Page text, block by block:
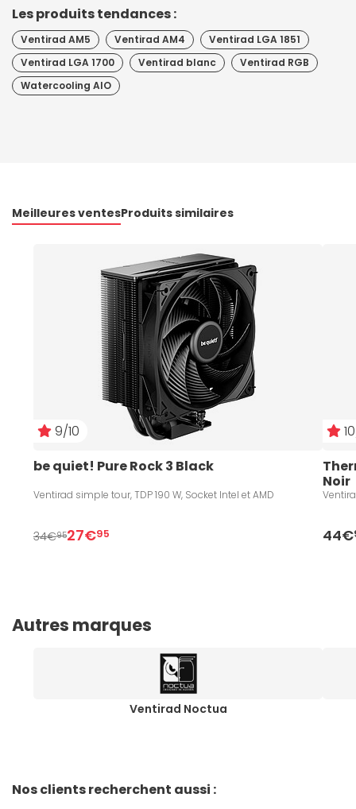
Les produits tendances :
Ventirad AM5 Ventirad AM4
Ventirad LGA 1851
Ventirad LGA 1700
Ventirad blanc
Ventirad RGB
Watercooling AIO
Meilleures ventesProduits similaires
9/10
be quiet! Pure Rock 3 Black
Ventirad simple tour, TDP 190 W, Socket Intel et AMD
34€9527€95
Noir
44€
Autres marques
Ventirad Noctua
Nos clients recherchent aussi :